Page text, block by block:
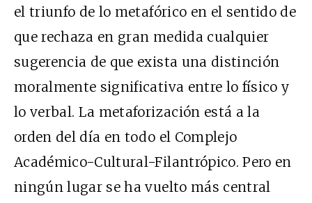
el triunfo de lo metafórico en el sentido de
que rechaza en gran medida cualquier
sugerencia de que exista una distinción
moralmente significativa entre lo físico y
lo verbal. La metaforización está a la
orden del día en todo el Complejo
Académico-Cultural-Filantrópico. Pero en
ningún lugar se ha vuelto más central